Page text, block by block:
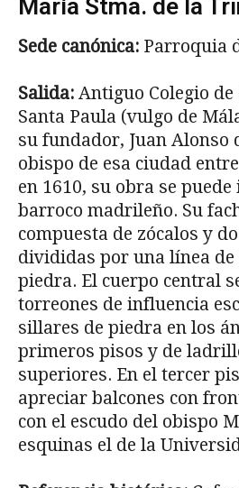
María Stma. de la
Sede canónica: Parroquia
Salida: Antiguo Colegio de
Santa Paula (vulgo de
su fundador, Juan Alonso
obispo de esa ciudad
en 1610, su obra se
barroco madri­leño. Su
compuesta de zócalos y
divididas por una línea de
piedra. El cuerpo central
torreones de in­fluencia
sillares de piedra en los
primeros pisos y de
superiores. En el tercer
apreciar balcones con
con el escudo del obispo
esquinas el de la